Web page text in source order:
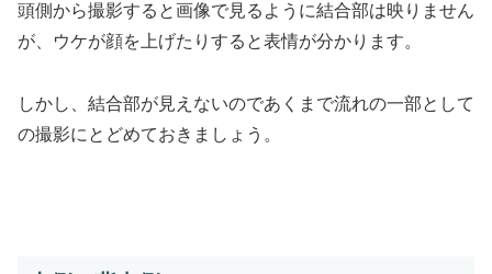
頭側から撮影すると画像で見るように結合部は映りません
が、ウケが顔を上げたりすると表情が分かります。
しかし、結合部が見えないのであくまで流れの一部として
の撮影にとどめておきましょう。